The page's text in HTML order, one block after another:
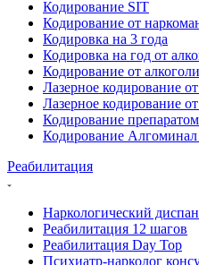
Кодирование SIT
Кодирование от
Кодировка на 3 года
Кодировка на год от
Кодирование от
Лазерное кодирование
Лазерное кодирование
Кодирование
Кодирование Алгоминал
Реабилитация
Наркологический
Реабилитация 12 шагов
Реабилитация Day Top
Психиатр-нарколог